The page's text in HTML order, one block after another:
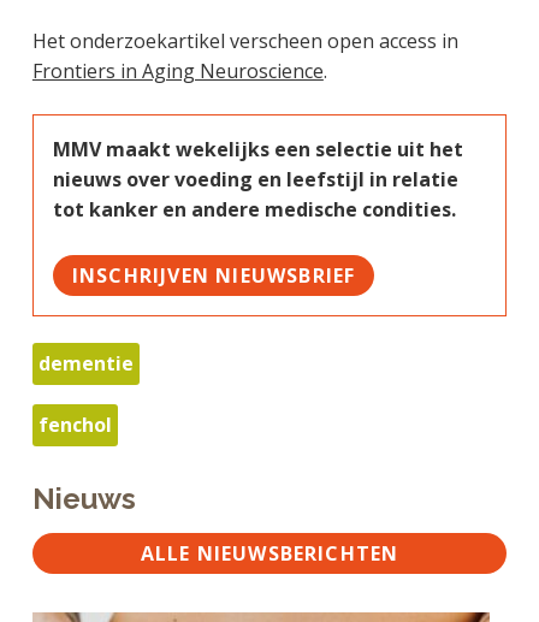
Het onderzoekartikel verscheen open access in
Frontiers in Aging Neuroscience.
MMV maakt wekelijks een selectie uit het
nieuws over voeding en leefstijl in relatie
tot kanker en andere medische condities.
INSCHRIJVEN NIEUWSBRIEF
dementie
fenchol
Nieuws
ALLE NIEUWSBERICHTEN